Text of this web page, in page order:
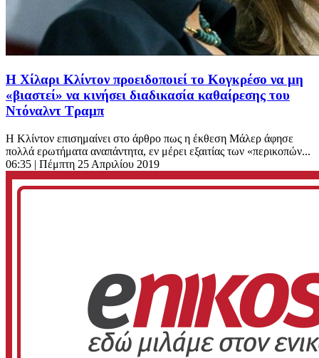
Η Χίλαρι Κλίντον προειδοποιεί το Κογκρέσο να μη
«βιαστεί» να κινήσει διαδικασία καθαίρεσης του
Ντόναλντ Τραμπ
Η Κλίντον επισημαίνει στο άρθρο πως η έκθεση Μάλερ άφησε
πολλά ερωτήματα αναπάντητα, εν μέρει εξαιτίας των «περικοπών...
06:35 | Πέμπτη 25 Απριλίου 2019